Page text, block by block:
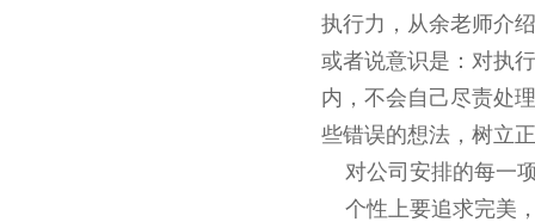
执行力，从余老师介
或者说意识是：对执
内，不会自己尽责处
些错误的想法，树立
对公司安排的每一
个性上要追求完美